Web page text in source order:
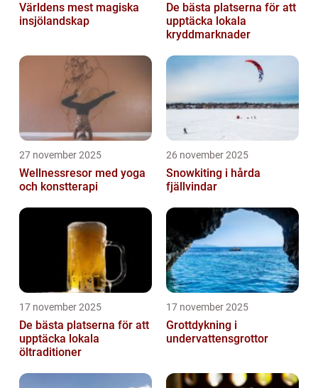
Världens mest magiska
insjölandskap
De bästa platserna för att
upptäcka lokala
kryddmarknader
27 november 2025
Wellnessresor med yoga
och konstterapi
26 november 2025
Snowkiting i hårda
fjällvindar
17 november 2025
De bästa platserna för att
upptäcka lokala
öltraditioner
17 november 2025
Grottdykning i
undervattensgrottor